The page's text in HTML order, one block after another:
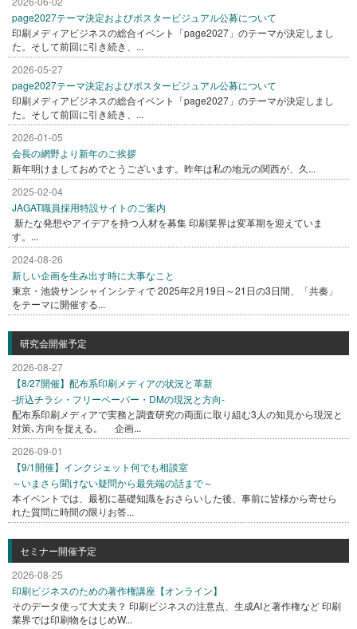
page2027テーマ決定およびポスタービジュアル公募について
印刷メディアビジネスの総合イベント「page2027」のテーマが決定しまし
た。そして前回に引き続き、...
2026-05-27
page2027テーマ決定およびポスタービジュアル公募について
印刷メディアビジネスの総合イベント「page2027」のテーマが決定しまし
た。そして前回に引き続き、...
2026-01-05
会長の網野より新年のご挨拶
新年明けましておめでとうございます。昨年は私の地元の関西が、久...
2025-02-04
JAGAT職員採用特設サイトのご案内
新たな発想やアイデアを持つ人材を募集 印刷業界は変革期を迎えていま
す。...
2024-08-26
新しい企画を生み出す時に大事なこと
東京・池袋サンシャインシティで 2025年2月19日～21日の3日間、「共奏」
をテーマに開催する...
研究会開催予定
2026-08-27
【8/27開催】配布系印刷メディアの状況と革新
-折込チラシ・フリーペーパー・DMの現況と方向-
配布系印刷メディアで実務と調査研究の両面に取り組む3人の知見から現況と
対策､方向を捉える。 企画...
2026-09-01
【9/1開催】インクジェット何でも相談室
～いまさら聞けない疑問から最先端の話まで～
本イベントでは、最初に基礎知識をおさらいした後、事前に皆様から寄せら
れた質問に時間の限りお答...
セミナー開催予定
2026-08-25
印刷ビジネスのための著作権講座【オンライン】
そのデータ使って大丈夫？ 印刷ビジネスの注意点、生成AIと著作権など 印刷
業界では印刷物をはじめW...